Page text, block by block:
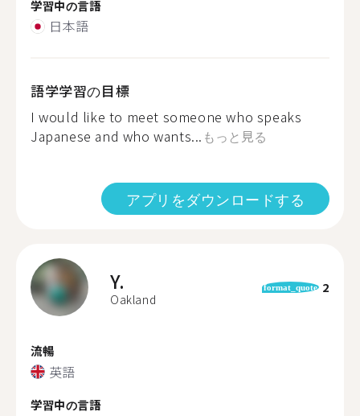
学習中の言語
日本語
語学学習の目標
I would like to meet someone who speaks
Japanese and who wants... もっと見る
アプリをダウンロードする
Y.
Oakland
format_quote 2
流暢
英語
学習中の言語